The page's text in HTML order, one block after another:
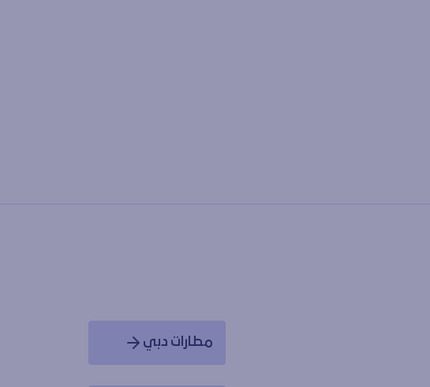
مطارات دبي
Opens in a new window